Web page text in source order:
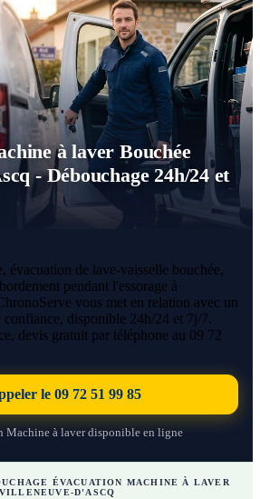
à laver Bouchée
- Débouchage 24h/24 et
évacuation de lave-vaisselle bouchée,
pendant l'essorage à
vous met en relation avec un
confiance, disponible 24h/24 et 7j/7.
devis gratuit par téléphone au 09 72
le 09 72 51 99 85
Machine à laver disponible en ligne
ÉVACUATION MACHINE À LAVER
VILLENEUVE-D'ASCQ